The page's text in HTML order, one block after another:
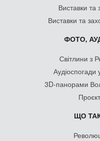
Виставки та
Виставки та
ФОТО,
Світлини з
Аудіоспогади
3D-панорами
ЩО